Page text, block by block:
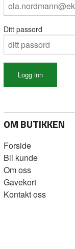
Ditt passord
OM BUTIKKEN
Forside
Bli kunde
Om oss
Gavekort
Kontakt oss